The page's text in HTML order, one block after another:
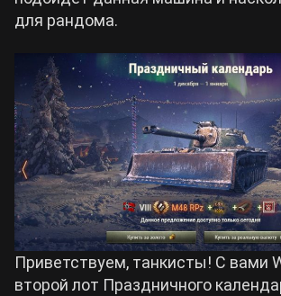
Crimson Desert
Zenless Zone Zero
Kingdom Come: Deliverance 2
Path of Exile 2
Wuthering Waves
Билды Wuthering Waves
Билды Cyberpunk 2077
Билды Path of Exile 2
для рандома.
Приветствуем, танкисты! С вами
второй лот Праздничного